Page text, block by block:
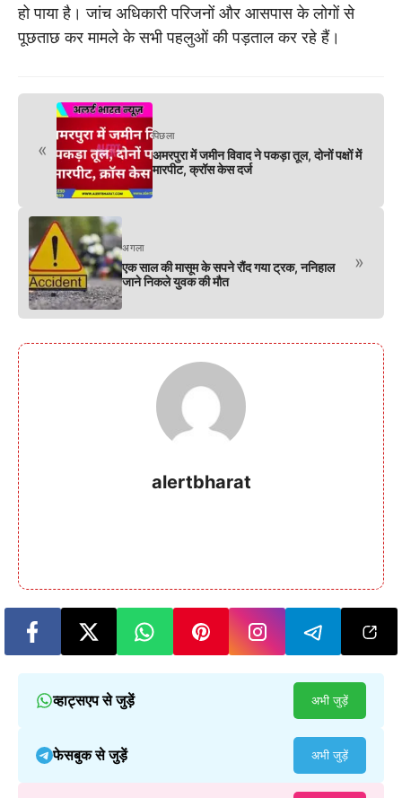
हो पाया है। जांच अधिकारी परिजनों और आसपास के लोगों से
पूछताछ कर मामले के सभी पहलुओं की पड़ताल कर रहे हैं।
«
पिछला
अमरपुरा में जमीन विवाद ने पकड़ा तूल, दोनों पक्षों में
मारपीट, क्रॉस केस दर्ज
अगला
एक साल की मासूम के सपने रौंद गया ट्रक, ननिहाल
जाने निकले युवक की मौत
»
alertbharat
व्हाट्सएप से जुड़ें अभी जुड़ें
फेसबुक से जुड़ें अभी जुड़ें